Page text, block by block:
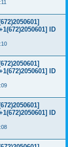
ID
ID
ID